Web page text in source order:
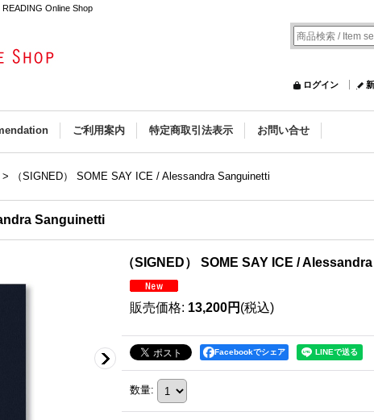
READING Online Shop
ログイン
ご利用案内 特定商取引法表示 お問い合せ
> （SIGNED） SOME SAY ICE / Alessandra Sanguinetti
Sanguinetti
（SIGNED） SOME SAY ICE /
販売価格: 13,200円 (税込)
Facebookでシェア
数量: